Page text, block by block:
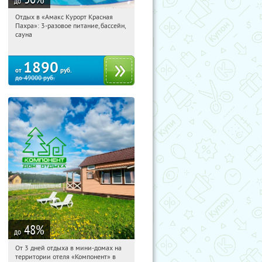
12:40:28 Купили:
Московская обл., пос-е
Отдых в «Амакс Курорт ‎Красная
Пахра»: 3-разовое питание, бассейн,
сауна
от 1890 руб.
до49000руб.
до 48%
12:40:28 Купили:118
От 3 дней отдыха в мини-домах на
территории отеля «Компонент» в